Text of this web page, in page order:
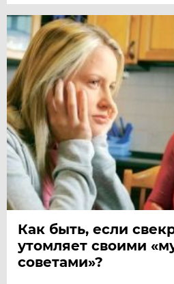
Как быть, если
утомляет своими
советами»?